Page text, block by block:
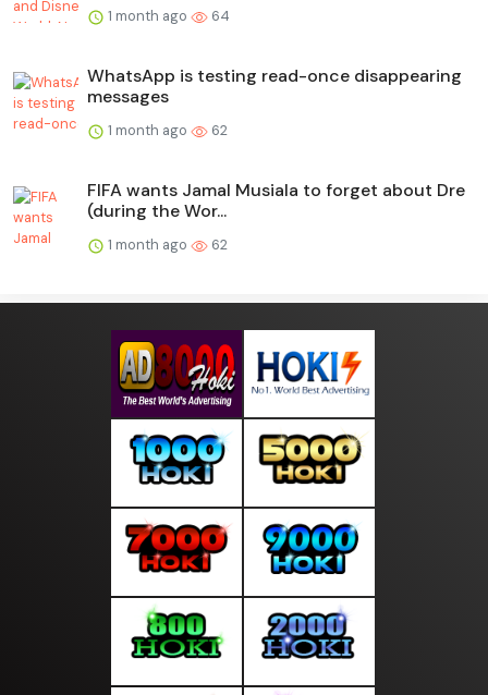
1 month ago 64
WhatsApp is testing read-once disappearing
messages
1 month ago 62
FIFA wants Jamal Musiala to forget about Dre
(during the Wor...
1 month ago 62